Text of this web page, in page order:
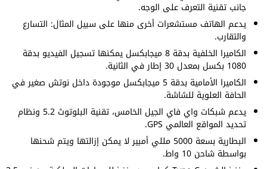
جانب تقنية التعرف على الوجه.
يدعم الهاتف مستشعرات أخرى منها على سبيل المثال: التسارع
والتقارب.
الكاميرا الخلفية بدقة 8 ميجابكسل يمكنها تسجيل الفيديو بدقة
1080 بكسل بمعدل 30 إطار في الثانية.
الكاميرا الأمامية بدقة 5 ميجابكسل موجودة داخل نوتش صغير في
الحافة العلوية للشاشة.
يدعم شبكات واي فاي الجيل الخامس، تقنية البلوتوث 5.2 ونظام
تحديد المواقع العالمي GPS.
البطارية بسعة 5000 مللي أمبير لا يمكن إزالتها ويتم شحنها
بواسطة شاحن 10 واط.